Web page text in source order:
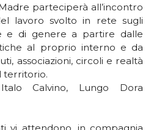
parteciperà all’incontro
lavoro svolto in rete sugli
e di genere a partire dalle
al proprio interno e da
associazioni, circoli e realtà
territorio.
Calvino, Lungo Dora